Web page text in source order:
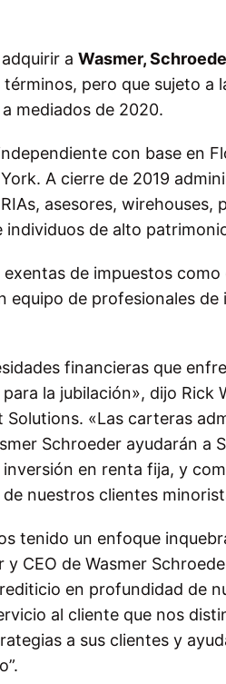
a Wasmer,
pero que sujeto a
mediados de 2020.
con base en
A cierre de 2019
asesores, wirehouses,
individuos de alto
de impuestos como
equipo de profesionales de
financieras que
la jubilación», dijo Rick
«Las carteras
Schroeder ayudarán a
en renta fija, y
nuestros clientes
tenido un enfoque
CEO de Wasmer
en profundidad de
al cliente que nos
a sus clientes y